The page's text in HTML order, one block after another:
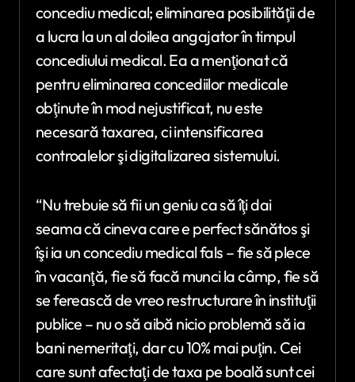
concediu medical; eliminarea posibilităţii de
a lucra la un al doilea angajator în timpul
concediului medical. Ea a menţionat că
pentru eliminarea concediilor medicale
obţinute în mod nejustificat, nu este
necesară taxarea, ci intensificarea
controalelor şi digitalizarea sistemului.
“Nu trebuie să fii un geniu ca să îţi dai
seama că cineva care e perfect sănătos şi
îşi ia un concediu medical fals – fie să plece
în vacanţă, fie să facă munci la câmp, fie să
se ferească de vreo restructurare în instituţii
publice – nu o să aibă nicio problemă să ia
bani nemeritaţi, dar cu 10% mai puţin. Cei
care sunt afectaţi de taxa pe boală sunt cei